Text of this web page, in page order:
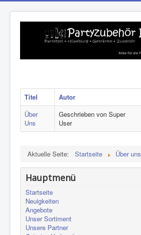
Titel Autor
Über
Uns
Geschrieben von Super
User
Aktuelle Seite: Startseite Über uns
Hauptmenü
Startseite
Neuigkeiten
Angebote
Unser Sortiment
Unsere Partner